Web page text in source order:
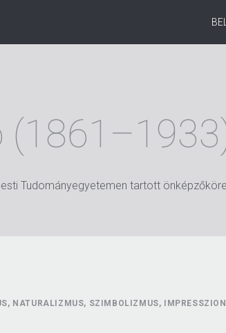
Tudományegyetemen tartott
NATURALIZMUS, SZIMBOLIZMUS,